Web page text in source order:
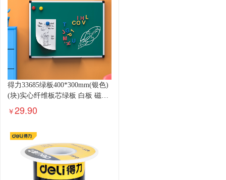
得力33685绿板400*300mm(银色)
(块)实心纤维板芯绿板 白板 磁性
办公教学会议小白板悬挂式写字
￥29.90